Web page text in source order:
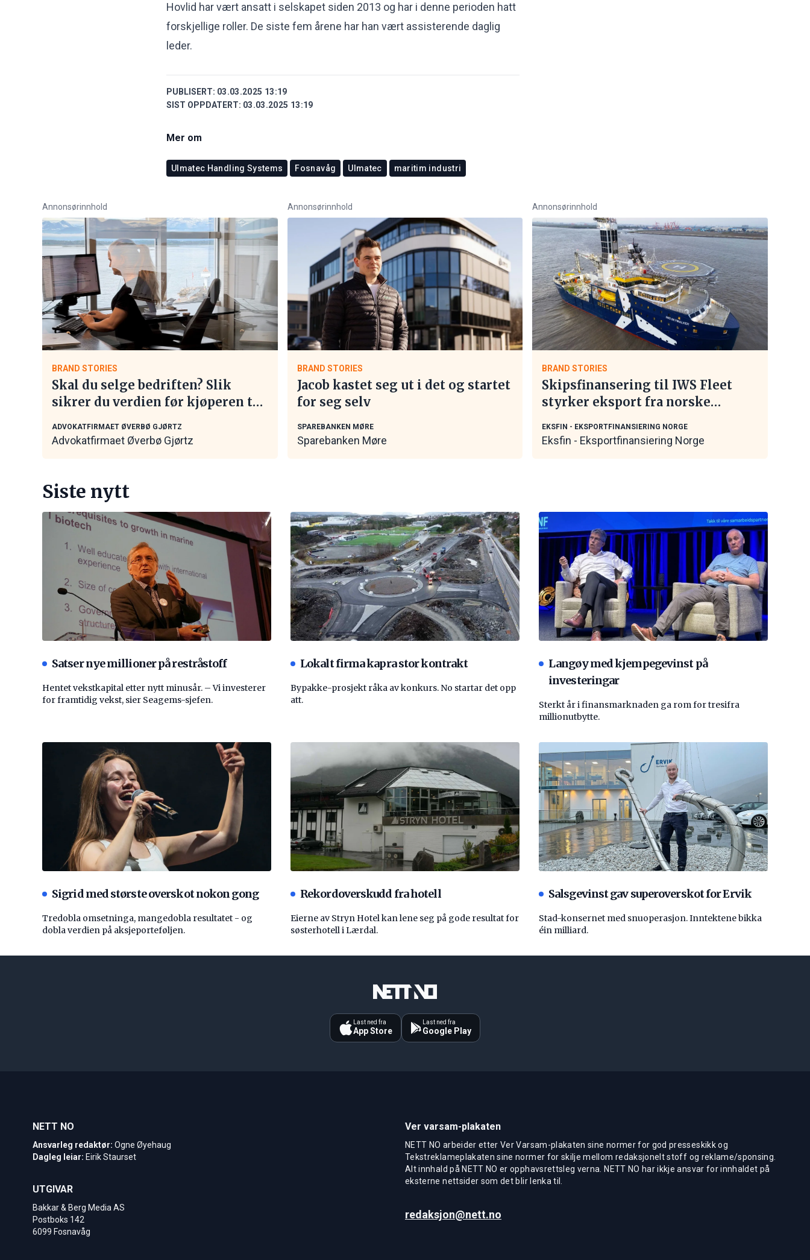
Hovlid har vært ansatt i selskapet siden 2013 og har i denne perioden hatt
forskjellige roller. De siste fem årene har han vært assisterende daglig
leder.
PUBLISERT: 03.03.2025 13:19
SIST OPPDATERT: 03.03.2025 13:19
Mer om
Ulmatec Handling Systems Fosnavåg Ulmatec maritim industri
Annonsørinnhold
BRAND STORIES
Skal du selge bedriften? Slik
sikrer du verdien før kjøperen tar
ADVOKATFIRMAET ØVERBØ GJØRTZ
Advokatfirmaet Øverbø Gjørtz
Annonsørinnhold
BRAND STORIES
Jacob kastet seg ut i det og startet
for seg selv
SPAREBANKEN MØRE
Sparebanken Møre
Annonsørinnhold
BRAND STORIES
Skipsfinansering til IWS Fleet
styrker eksport fra norske
EKSFIN - EKSPORTFINANSIERING NORGE
Eksfin - Eksportfinansiering Norge
Siste nytt
Satser nye millioner på restråstoff
Hentet vekstkapital etter nytt minusår. – Vi investerer
for framtidig vekst, sier Seagems-sjefen.
Lokalt firma kapra stor kontrakt
Bypakke-prosjekt råka av konkurs. No startar det opp
att.
Langøy med kjempegevinst på
investeringar
Sterkt år i finansmarknaden ga rom for tresifra
millionutbytte.
Sigrid med største overskot nokon gong
Tredobla omsetninga, mangedobla resultatet - og
dobla verdien på aksjeporteføljen.
Rekordoverskudd fra hotell
Eierne av Stryn Hotel kan lene seg på gode resultat for
søsterhotell i Lærdal.
Salsgevinst gav superoverskot for Ervik
Stad-konsernet med snuoperasjon. Inntektene bikka
éin milliard.
Last ned fra
App Store
Last ned fra
Google Play
NETT NO
Ansvarleg redaktør: Ogne Øyehaug
Dagleg leiar: Eirik Staurset
UTGIVAR
Bakkar & Berg Media AS
Postboks 142
6099 Fosnavåg
Ver varsam-plakaten
NETT NO arbeider etter Ver Varsam-plakaten sine normer for god presseskikk og
Tekstreklameplakaten sine normer for skilje mellom redaksjonelt stoff og reklame/sponsing.
Alt innhald på NETT NO er opphavsrettsleg verna. NETT NO har ikkje ansvar for innhaldet på
eksterne nettsider som det blir lenka til.
redaksjon@nett.no